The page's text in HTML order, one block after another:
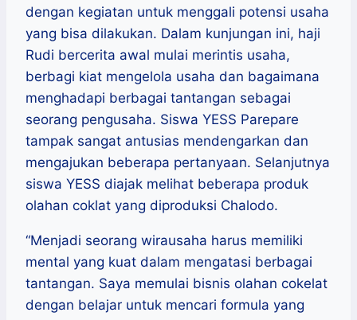
dengan kegiatan untuk menggali potensi usaha
yang bisa dilakukan. Dalam kunjungan ini, haji
Rudi bercerita awal mulai merintis usaha,
berbagi kiat mengelola usaha dan bagaimana
menghadapi berbagai tantangan sebagai
seorang pengusaha. Siswa YESS Parepare
tampak sangat antusias mendengarkan dan
mengajukan beberapa pertanyaan. Selanjutnya
siswa YESS diajak melihat beberapa produk
olahan coklat yang diproduksi Chalodo.
“Menjadi seorang wirausaha harus memiliki
mental yang kuat dalam mengatasi berbagai
tantangan. Saya memulai bisnis olahan cokelat
dengan belajar untuk mencari formula yang